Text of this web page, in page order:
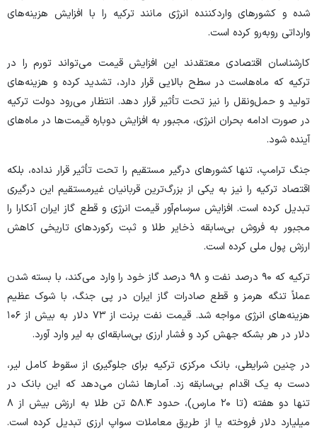
شده و کشور‌های واردکننده انرژی مانند ترکیه را با افزایش هزینه‌های
وارداتی روبه‌رو کرده است.
کارشناسان اقتصادی معتقدند این افزایش قیمت می‌تواند تورم را در
ترکیه که ماه‌هاست در سطح بالایی قرار دارد، تشدید کرده و هزینه‌های
تولید و حمل‌ونقل را نیز تحت تأثیر قرار دهد. انتظار می‌رود دولت ترکیه
در صورت ادامه بحران انرژی، مجبور به افزایش دوباره قیمت‌ها در ماه‌های
آینده شود.
جنگ ترامپ، تنها کشور‌های درگیر مستقیم را تحت تأثیر قرار نداده، بلکه
اقتصاد ترکیه را نیز به یکی از بزرگ‌ترین قربانیان غیرمستقیم این درگیری
تبدیل کرده است. افزایش سرسام‌آور قیمت انرژی و قطع گاز ایران آنکارا را
مجبور به فروش بی‌سابقه ذخایر طلا و ثبت رکورد‌های تاریخی کاهش
ارزش پول ملی کرده است.
ترکیه که ۹۰ درصد نفت و ۹۸ درصد گاز خود را وارد می‌کند، با بسته شدن
عملاً تنگه هرمز و قطع صادرات گاز ایران در پی جنگ، با شوک عظیم
هزینه‌های انرژی مواجه شد. قیمت نفت برنت از ۷۳ دلار به بیش از ۱۰۶
دلار در هر بشکه جهش کرد و فشار ارزی بی‌سابقه‌ای به لیر وارد آورد.
در چنین شرایطی، بانک مرکزی ترکیه برای جلوگیری از سقوط کامل لیر،
دست به یک اقدام بی‌سابقه زد. آمار‌ها نشان می‌دهد که این بانک در
تنها دو هفته (تا ۲۰ مارس)، حدود ۵۸.۴ تن طلا به ارزش بیش از ۸
میلیارد دلار فروخته یا از طریق معاملات سواپ ارزی تبدیل کرده است.